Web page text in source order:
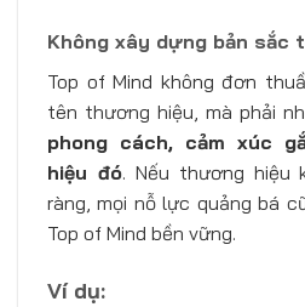
Không xây dựng bản sắc
Top of Mind không đơn
tên thương hiệu, mà phải
phong cách, cảm xúc
hiệu đó. Nếu thương hiệu
ràng, mọi nỗ lực quảng bá
Top of Mind bền vững.
Ví dụ: